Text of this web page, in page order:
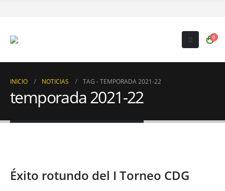
0
INICIO NOTICIAS TAG -TEMPORADA 2021-22
temporada 2021-22
Éxito rotundo del I Torneo CDG